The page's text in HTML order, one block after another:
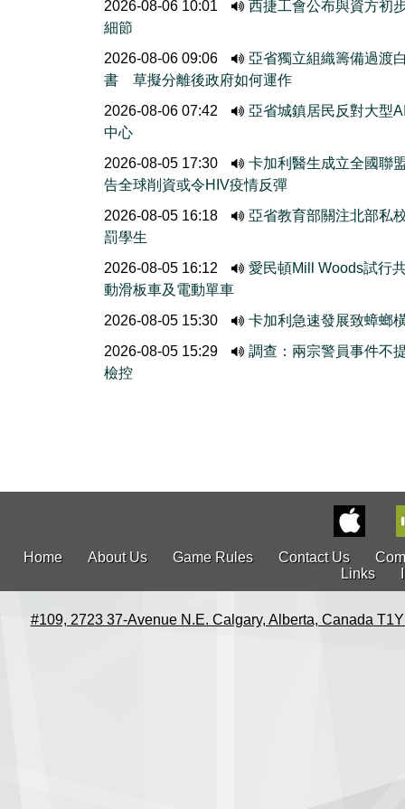
2026-08-06 10:01
西捷工會公布與資方初
細節
2026-08-06 09:06
亞省獨立組織籌備過渡
書 草擬分離後政府如何運作
2026-08-06 07:42
亞省城鎮居民反對大型
中心
2026-08-05 17:30
卡加利醫生成立全國聯
告全球削資或令HIV疫情反彈
2026-08-05 16:18
亞省教育部關注北部私
罰學生
2026-08-05 16:12
愛民頓Mill Woods試行
動滑板車及電動單車
2026-08-05 15:30
卡加利急速發展致蟑螂
2026-08-05 15:29
調查：兩宗警員事件不
檢控
Home About Us Game Rules Contact Us
Links
#109, 2723 37-Avenue N.E. Calgary, Alberta, Canada